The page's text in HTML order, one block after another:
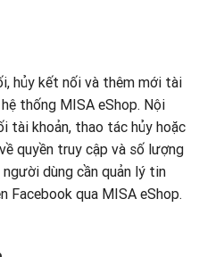
hủy kết nối và thêm mới tài
thống MISA eShop. Nội
tài khoản, thao tác hủy hoặc
quyền truy cập và số lượng
người dùng cần quản lý tin
Facebook qua MISA eShop.